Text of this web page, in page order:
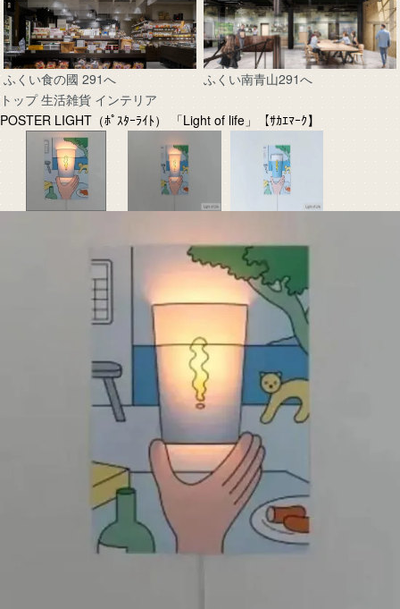
ふくい食の國 291へ
ふくい南青山291へ
トップ 生活雑貨 インテリア
POSTER LIGHT（ﾎﾟｽﾀｰﾗｲﾄ） 「Light of life」【ｻｶｴﾏｰｸ】